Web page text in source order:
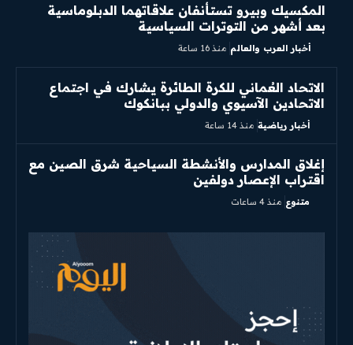
المكسيك وبيرو تستأنفان علاقاتهما الدبلوماسية
بعد أشهر من التوترات السياسية
أخبار العرب والعالم منذ 16 ساعة
الاتحاد العُماني للكرة الطائرة يشارك في اجتماع
الاتحادين الآسيوي والدولي ببانكوك
أخبار رياضية منذ 14 ساعة
إغلاق المدارس والأنشطة السياحية شرق الصين مع
اقتراب الإعصار دولفين
متنوع منذ 4 ساعات